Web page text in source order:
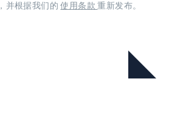
，并根据我们的使用条款重新发布。